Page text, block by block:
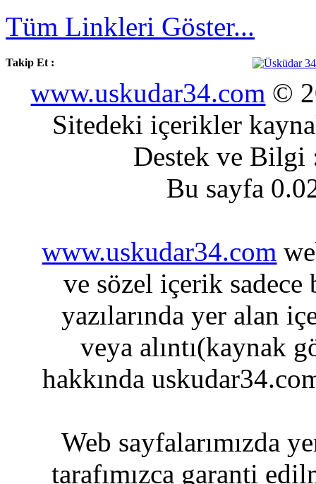
Tüm Linkleri Göster...
Takip Et :
www.uskudar34.com ©
Sitedeki içerikler
Destek ve
Bu sayfa
www.uskudar34.com
ve sözel içerik sadece
yazılarında yer alan
veya alıntı(kaynak
hakkında
Web sayfalarımızda
tarafımızca garanti